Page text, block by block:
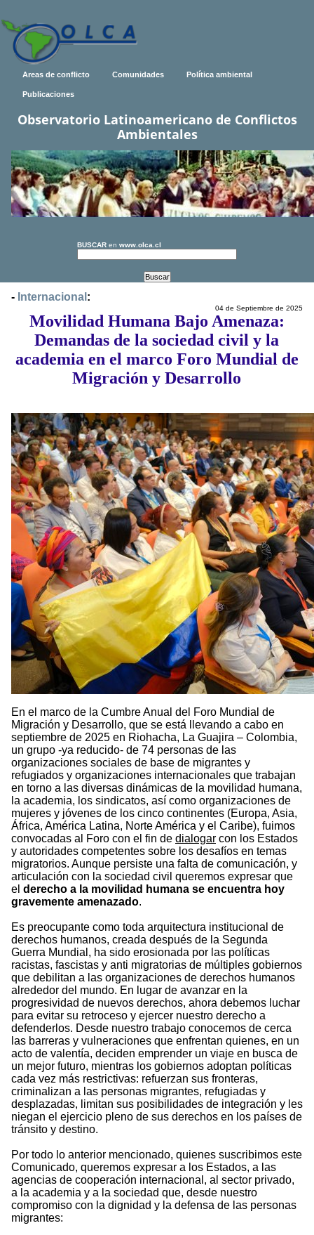
Areas de conflicto Comunidades Política ambiental
Publicaciones
Observatorio Latinoamericano de Conflictos
Ambientales
BUSCAR en www.olca.cl
- Internacional :
04 de Septiembre de 2025
Movilidad Humana Bajo Amenaza:
Demandas de la sociedad civil y la
academia en el marco Foro Mundial de
Migración y Desarrollo
En el marco de la Cumbre Anual del Foro Mundial de
Migración y Desarrollo, que se está llevando a cabo en
septiembre de 2025 en Riohacha, La Guajira – Colombia,
un grupo -ya reducido- de 74 personas de las
organizaciones sociales de base de migrantes y
refugiados y organizaciones internacionales que trabajan
en torno a las diversas dinámicas de la movilidad humana,
la academia, los sindicatos, así como organizaciones de
mujeres y jóvenes de los cinco continentes (Europa, Asia,
África, América Latina, Norte América y el Caribe), fuimos
convocadas al Foro con el fin de dialogar con los Estados
y autoridades competentes sobre los desafíos en temas
migratorios. Aunque persiste una falta de comunicación, y
articulación con la sociedad civil queremos expresar que
el derecho a la movilidad humana se encuentra hoy
gravemente amenazado.
Es preocupante como toda arquitectura institucional de
derechos humanos, creada después de la Segunda
Guerra Mundial, ha sido erosionada por las políticas
racistas, fascistas y anti migratorias de múltiples gobiernos
que debilitan a las organizaciones de derechos humanos
alrededor del mundo. En lugar de avanzar en la
progresividad de nuevos derechos, ahora debemos luchar
para evitar su retroceso y ejercer nuestro derecho a
defenderlos. Desde nuestro trabajo conocemos de cerca
las barreras y vulneraciones que enfrentan quienes, en un
acto de valentía, deciden emprender un viaje en busca de
un mejor futuro, mientras los gobiernos adoptan políticas
cada vez más restrictivas: refuerzan sus fronteras,
criminalizan a las personas migrantes, refugiadas y
desplazadas, limitan sus posibilidades de integración y les
niegan el ejercicio pleno de sus derechos en los países de
tránsito y destino.
Por todo lo anterior mencionado, quienes suscribimos este
Comunicado, queremos expresar a los Estados, a las
agencias de cooperación internacional, al sector privado,
a la academia y a la sociedad que, desde nuestro
compromiso con la dignidad y la defensa de las personas
migrantes: